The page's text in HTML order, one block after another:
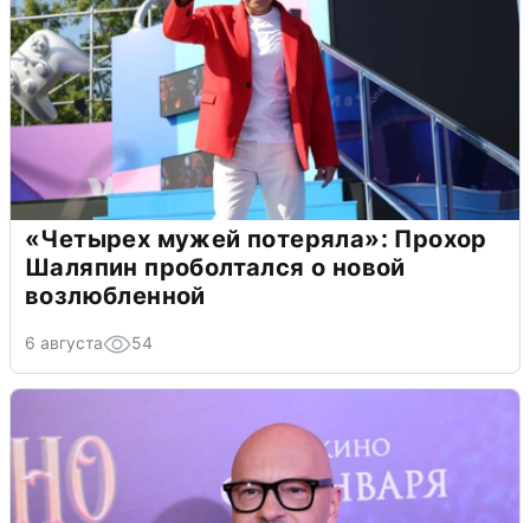
«Четырех мужей потеряла»: Прохор
Шаляпин проболтался о новой
возлюбленной
6 августа 54